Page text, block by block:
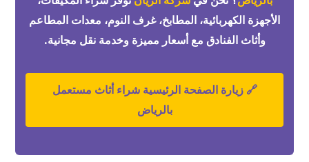
الأجهزة الكهربائية، المطابخ، غرف النوم، معدات المطاعم
وأثاث الفنادق مع أسعار مميزة وخدمة نقل مجانية.
🔗 زيارة الصفحة الرئيسية شراء أثاث مستعمل
بالرياض